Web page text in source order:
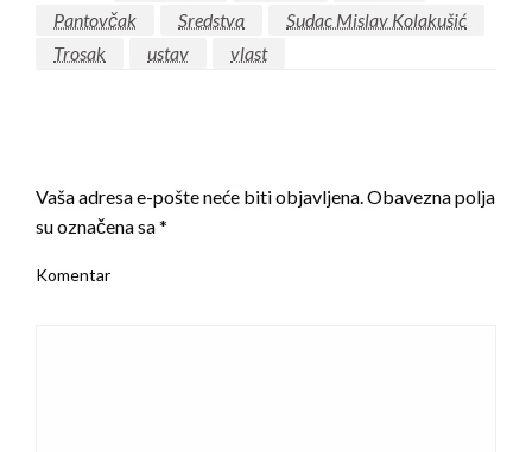
Pantovčak
Sredstva
Sudac Mislav Kolakušić
Trosak
ustav vlast
Vaša adresa e-pošte neće biti objavljena.Obavezna polja
su označena sa*
Komentar